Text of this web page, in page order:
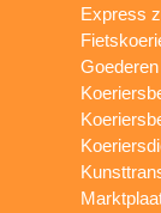
Express